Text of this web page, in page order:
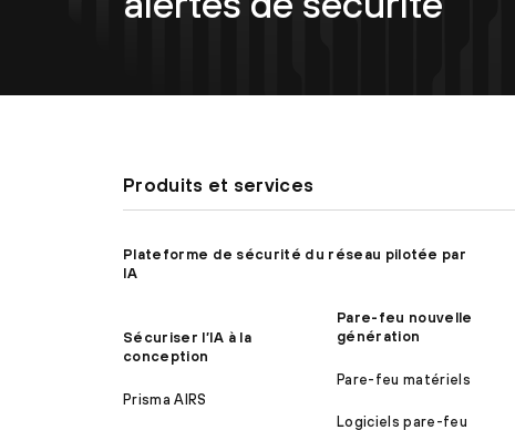
Produits et services
Plateforme de sécurité du réseau pilotée par
IA
Sécuriser l’IA à la
conception
Prisma AIRS
Pare-feu nouvelle
génération
Pare-feu matériels
Logiciels pare-feu